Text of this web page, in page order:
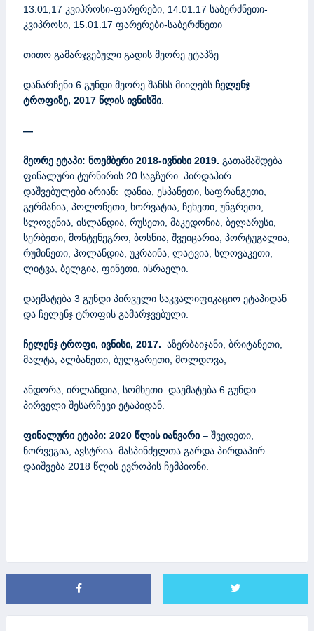
13.01,17 კვიპროსი-ფარერები, 14.01.17 საბერძნეთი-
კვიპროსი, 15.01.17 ფარერები-საბერძნეთი
თითო გამარჯვებული გადის მეორე ეტაპზე
დანარჩენი 6 გუნდი მეორე შანსს მიიღებს ჩელენჯ
ტროფიზე, 2017 წლის ივნისში
—
მეორე ეტაპი: ნოემბერი 2018-ივნისი 2019. გათამაშდება
ფინალური ტურნირის 20 საგზური. პირდაპირ
დაშვებულები არიან: დანია, ესპანეთი, საფრანგეთი,
გერმანია, პოლონეთი, ხორვატია, ჩეხეთი, უნგრეთი,
სლოვენია, ისლანდია, რუსეთი, მაკედონია, ბელარუსი,
სერბეთი, მონტენეგრო, ბოსნია, შვეიცარია, პორტუგალია,
რუმინეთი, ჰოლანდია, უკრაინა, ლატვია, სლოვაკეთი,
ლიტვა, ბელგია, ფინეთი, ისრაელი.
დაემატება 3 გუნდი პირველი საკვალიფიკაციო ეტაპიდან
და ჩელენჯ ტროფის გამარჯვებული.
ჩელენჯ ტროფი, ივნისი, 2017. აზერბაიჯანი, ბრიტანეთი,
მალტა, ალბანეთი, ბულგარეთი, მოლდოვა,
ანდორა, ირლანდია, სომხეთი. დაემატება 6 გუნდი
პირველი შესარჩევი ეტაპიდან.
ფინალური ეტაპი: 2020 წლის იანვარი – შვედეთი,
ნორვეგია, ავსტრია. მასპინძელთა გარდა პირდაპირ
დაიშვება 2018 წლის ევროპის ჩემპიონი.